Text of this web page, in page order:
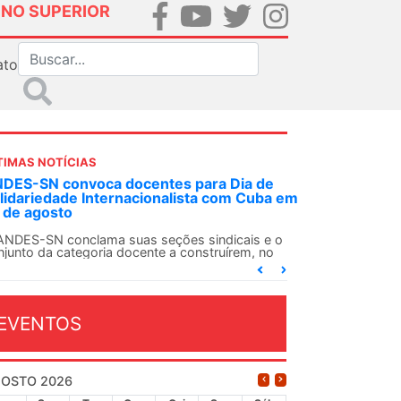
SUPERIOR
NOTÍCIAS
SN convoca docentes para Dia de
Internacionalista com Cuba em
de agosto
SN conclama suas seções sindicais e o
da categoria docente a construírem, no